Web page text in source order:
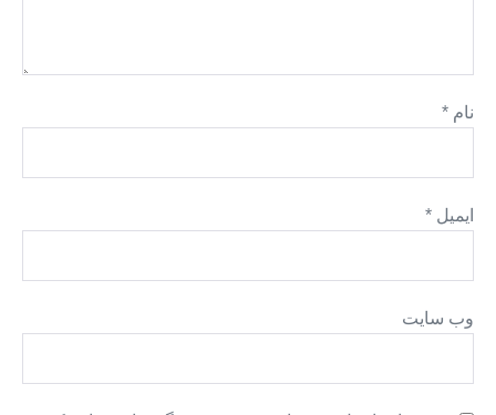
نام *
ایمیل *
وب‌ سایت